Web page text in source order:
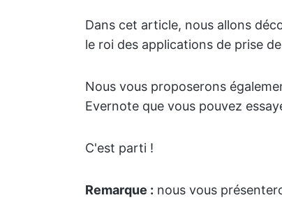
Dans cet article, nous allons
le roi des applications de prise
Nous vous proposerons
Evernote que vous pouvez
C'est parti !
Remarque : nous vous